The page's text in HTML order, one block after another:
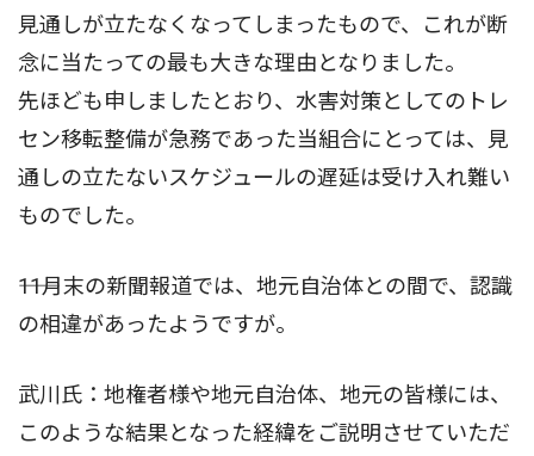
見通しが立たなくなってしまったもので、これが断
念に当たっての最も大きな理由となりました。
先ほども申しましたとおり、水害対策としてのトレ
セン移転整備が急務であった当組合にとっては、見
通しの立たないスケジュールの遅延は受け入れ難い
ものでした。
――11月末の新聞報道では、地元自治体との間で、認識
の相違があったようですが。
武川氏：地権者様や地元自治体、地元の皆様には、
このような結果となった経緯をご説明させていただ